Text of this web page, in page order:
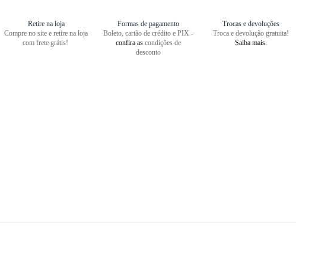
Retire na loja
Compre no site e retire na loja
com frete grátis!
Formas de pagamento
Boleto, cartão de crédito e PIX -
confira as condições de
desconto
Trocas e devoluções
Troca e devolução gratuita!
Saiba mais.